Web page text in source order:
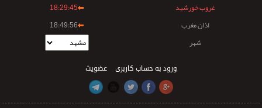
غروب خورشید
18:29:45
اذان مغرب
18:49:56
شهر
عضویت ورود به حساب کاربری